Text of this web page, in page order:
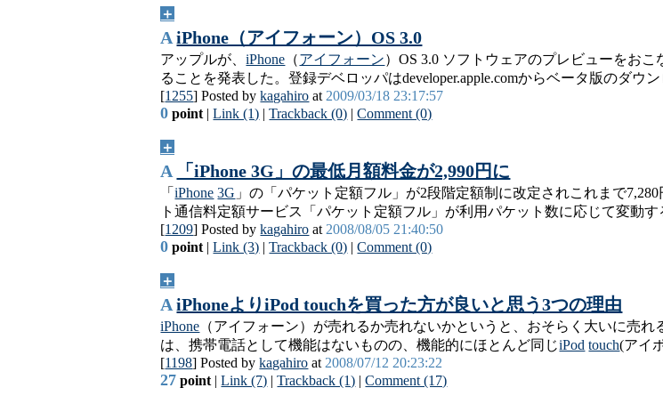
＋
A iPhone（アイフォーン）OS 3.0
アップルが、iPhone （アイフォーン）OS 3.0 ソフトウェアのプレビューをお
ることを発表した。登録デベロッパはdeveloper.apple.comからベータ版のダウン
[1255] Posted bykagahiro at 2009/03/18 23:17:57
0 point |Link (1) |Trackback (0) |Comment (0)
＋
A 「iPhone 3G」の最低月額料金が2,990円に
「iPhone 3G 」の「パケット定額フル」が2段階定額制に改定されこれまで
ト通信料定額サービス「パケット定額フル」が利用パケット数に応じて変動す
[1209] Posted bykagahiro at 2008/08/05 21:40:50
0 point |Link (3) |Trackback (0) |Comment (0)
＋
A iPhoneよりiPod touchを買った方が良いと思う3つの理由
iPhone （アイフォーン）が売れるか売れないかというと、おそらく大いに売
は、携帯電話として機能はないものの、機能的にほとんど同じiPod touch(アイ
[1198] Posted bykagahiro at 2008/07/12 20:23:22
27 point |Link (7) |Trackback (1) |Comment (17)